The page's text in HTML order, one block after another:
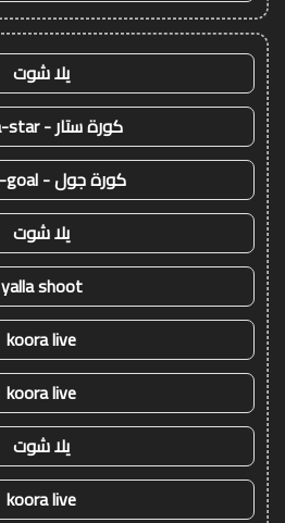
يلا شوت
كورة ستار - koora-star
كورة جول - koora-goal
يلا شوت
yalla shoot
koora live
koora live
يلا شوت
koora live